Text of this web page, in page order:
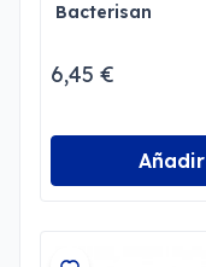
Bacterisan
6,45 €
Añadir